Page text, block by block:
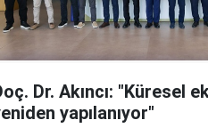
Dr. Akıncı: "Küresel
yapılanıyor"